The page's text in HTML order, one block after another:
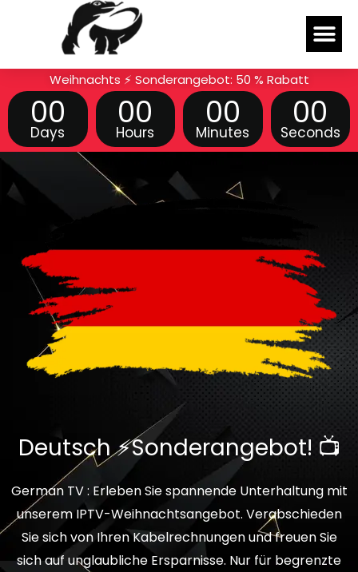
Weihnachts ⚡ Sonderangebot: 50 % Rabatt
00
Days
00
Hours
00
Minutes
00
Seconds
Deutsch ⚡Sonderangebot! 📺
German TV : Erleben Sie spannende Unterhaltung mit
unserem IPTV-Weihnachtsangebot. Verabschieden
Sie sich von Ihren Kabelrechnungen und freuen Sie
sich auf unglaubliche Ersparnisse. Nur für begrenzte